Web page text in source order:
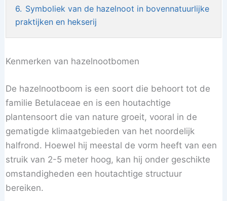
6. Symboliek van de hazelnoot in bovennatuurlijke
praktijken en hekserij
Kenmerken van hazelnootbomen
De hazelnootboom is een soort die behoort tot de
familie Betulaceae en is een houtachtige
plantensoort die van nature groeit, vooral in de
gematigde klimaatgebieden van het noordelijk
halfrond. Hoewel hij meestal de vorm heeft van een
struik van 2-5 meter hoog, kan hij onder geschikte
omstandigheden een houtachtige structuur
bereiken.